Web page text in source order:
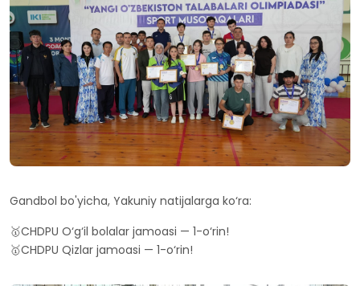
Gandbol bo'yicha, Yakuniy natijalarga ko‘ra:
🥇CHDPU O‘g‘il bolalar jamoasi — 1-o‘rin!
🥇CHDPU Qizlar jamoasi — 1-o‘rin!